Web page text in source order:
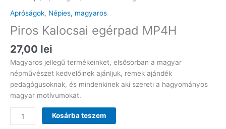
Apróságok, Népies, magyaros
Piros Kalocsai egérpad MP4H
27,00 lei
Magyaros jellegű termékeinket, elsősorban a magyar
népművészet kedvelőinek ajánljuk, remek ajándék
pedagógusoknak, és mindenkinek aki szereti a hagyományos
magyar motívumokat.
Piros
Kalocsai
Kosárba teszem